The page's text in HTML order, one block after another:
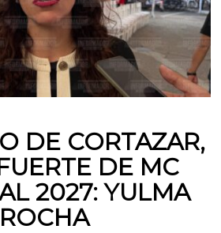
DE CORTAZAR,
DE MC
2027: YULMA
ROCHA